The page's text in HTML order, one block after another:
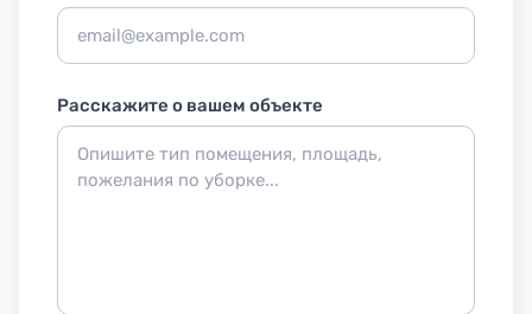
Расскажите о вашем объекте